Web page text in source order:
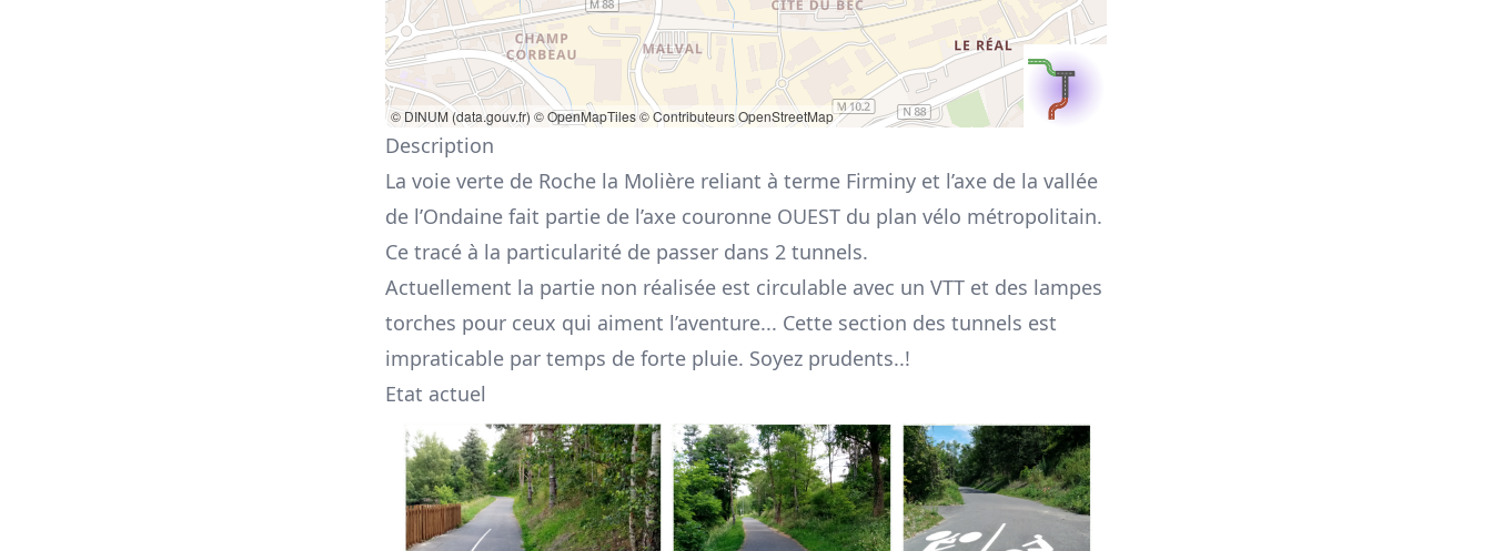
© DINUM (data.gouv.fr) © OpenMapTiles© Contributeurs OpenStreetMap
Description
La voie verte de Roche la Molière reliant à terme Firminy et l’axe de la vallée
de l’Ondaine fait partie de l’axe couronne OUEST du plan vélo métropolitain.
Ce tracé à la particularité de passer dans 2 tunnels.
Actuellement la partie non réalisée est circulable avec un VTT et des lampes
torches pour ceux qui aiment l’aventure... Cette section des tunnels est
impraticable par temps de forte pluie. Soyez prudents..!
Etat actuel